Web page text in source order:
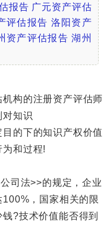
报告 广元资产评估
评估报告 洛阳资产
资产评估报告 湖州
构的注册资产评估师
对知识
的下的知识产权价值
和过程!
司法>>的规定，企业
，国家相关的限
?技术价值能否得到